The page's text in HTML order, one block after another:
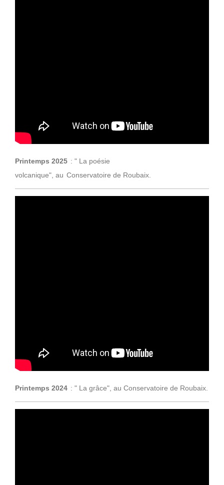
Printemps 2025 : " La poésie
volcanique", au Conservatoire de Roubaix.
Printemps 2024 : " La grâce", au Conservatoire de Roubaix.